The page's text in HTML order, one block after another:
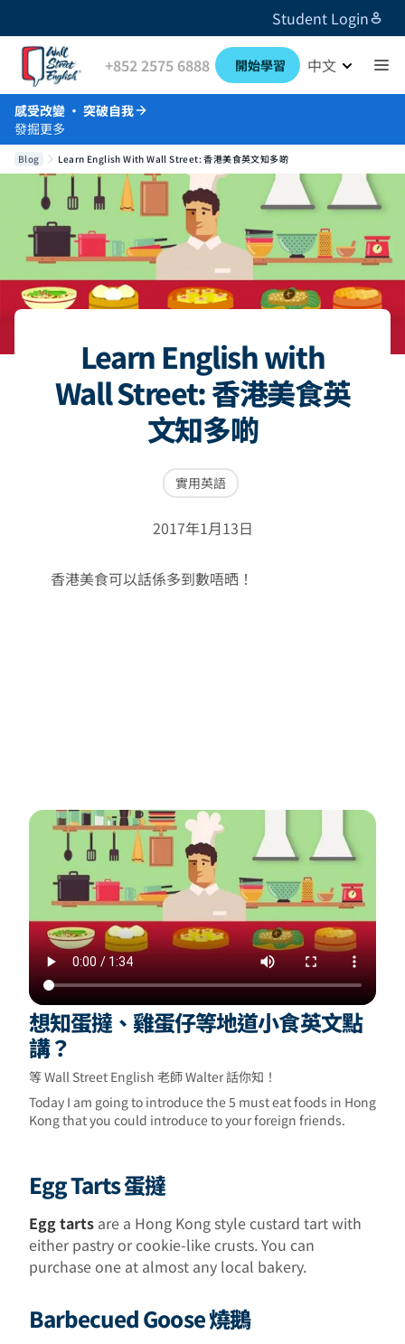
Student Login
+852 2575 6888 開始學習 中文
感受改變 · 突破自我
發掘更多
Blog Learn English With Wall Street: 香港美食英文知多啲
Learn English with
Wall Street: 香港美食英
文知多啲
實用英語
2017年1月13日
香港美食可以話係多到數唔晒！
想知蛋撻、雞蛋仔等地道小食英文點
講？
等 Wall Street English 老師 Walter 話你知！
Today I am going to introduce the 5 must eat foods in Hong
Kong that you could introduce to your foreign friends.
Egg Tarts 蛋撻
Egg tarts are a Hong Kong style custard tart with
either pastry or cookie-like crusts. You can
purchase one at almost any local bakery.
Barbecued Goose 燒鵝